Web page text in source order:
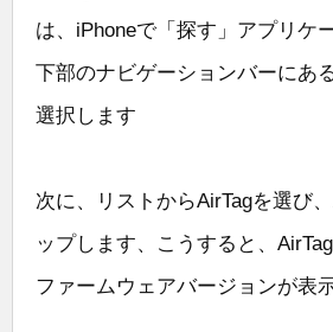
は、iPhoneで「探す」アプリケ
下部のナビゲーションバーにあ
選択します
次に、リストからAirTagを選び
ップします、こうすると、
ファームウェアバージョンが表